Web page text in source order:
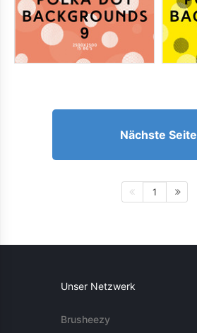
Nächste Seite
1
Unser Netzwerk
Brusheezy